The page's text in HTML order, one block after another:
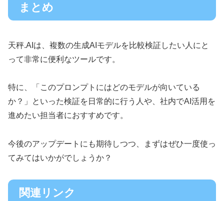
まとめ
天秤.AIは、複数の生成AIモデルを比較検証したい人にと
って非常に便利なツールです。
特に、「このプロンプトにはどのモデルが向いている
か？」といった検証を日常的に行う人や、社内でAI活用を
進めたい担当者におすすめです。
今後のアップデートにも期待しつつ、まずはぜひ一度使っ
てみてはいかがでしょうか？
関連リンク